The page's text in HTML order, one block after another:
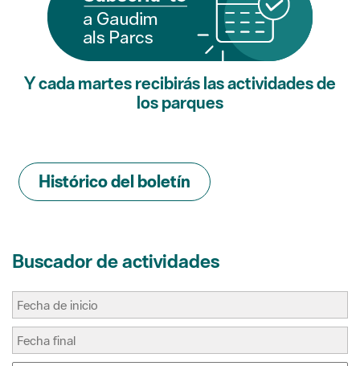
Y cada martes recibirás las actividades de
los parques
Histórico del boletín
Buscador de actividades